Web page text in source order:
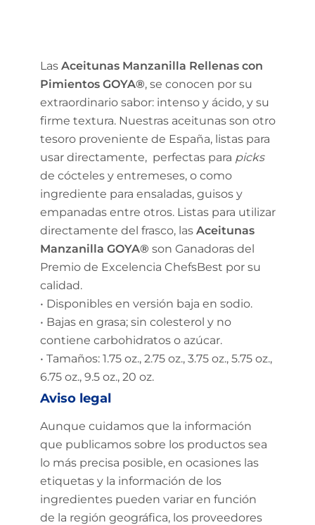
Las Aceitunas Manzanilla Rellenas con
Pimientos GOYA®, se conocen por su
extraordinario sabor: intenso y ácido, y su
firme textura. Nuestras aceitunas son otro
tesoro proveniente de España, listas para
usar directamente, perfectas para picks
de cócteles y entremeses, o como
ingrediente para ensaladas, guisos y
empanadas entre otros. Listas para utilizar
directamente del frasco, las Aceitunas
Manzanilla GOYA® son Ganadoras del
Premio de Excelencia ChefsBest por su
calidad.
• Disponibles en versión baja en sodio.
• Bajas en grasa; sin colesterol y no
contiene carbohidratos o azúcar.
• Tamaños: 1.75 oz., 2.75 oz., 3.75 oz., 5.75 oz.,
6.75 oz., 9.5 oz., 20 oz.
Aviso legal
Aunque cuidamos que la información
que publicamos sobre los productos sea
lo más precisa posible, en ocasiones las
etiquetas y la información de los
ingredientes pueden variar en función
de la región geográfica, los proveedores